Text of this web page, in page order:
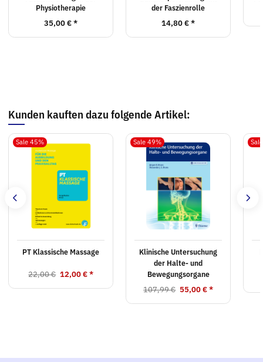
Physiotherapie
35,00 €*
der Faszienrolle
14,80 €*
Kunden kauften dazu folgende Artikel:
Sale 45%
PT Klassische Massage
22,00 € 12,00 €*
Sale 49%
Klinische Untersuchung
der Halte- und
Bewegungsorgane
107,99 € 55,00 €*